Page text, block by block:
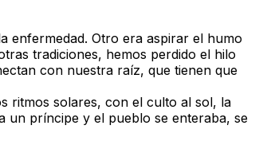
enfermedad. Otro era aspirar el humo
tradiciones, hemos perdido el hilo
con nuestra raíz, que tienen que
ritmos solares, con el culto al sol, la
un príncipe y el pueblo se enteraba, se